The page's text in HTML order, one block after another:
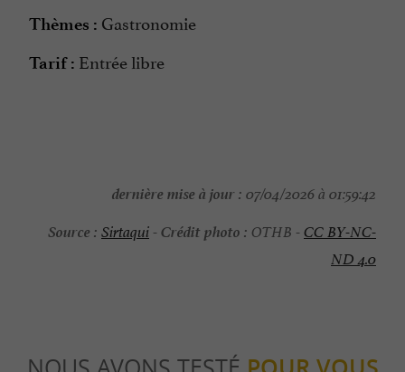
Thèmes : Gastronomie
Tarif : Entrée libre
dernière mise à jour : 07/04/2026 à 01:59:42
Source : Sirtaqui-Crédit photo : OTHB -CC BY-NC-
ND 4.0